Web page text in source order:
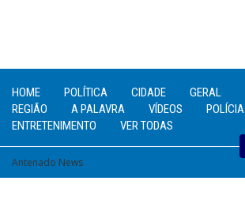
HOME POLÍTICA CIDADE GERAL
REGIÃO
A PALAVRA VÍDEOS POLÍCIA
ENTRETENIMENTO
VER TODAS
Antenado News